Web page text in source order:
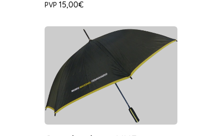
PVP 15,00€